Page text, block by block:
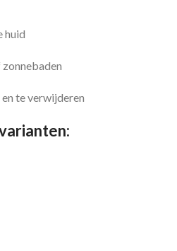
huid
te verwijderen